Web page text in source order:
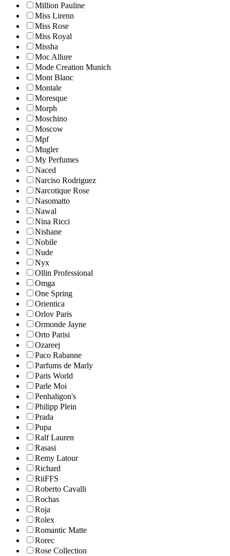
Million Pauline
Miss Lirenn
Miss Rose
Miss Royal
Missha
Moc Allure
Mode Creation Munich
Mont Blanc
Montale
Moresque
Morph
Moschino
Moscow
Mpf
Mugler
My Perfumes
Naced
Narciso Rodriguez
Narcotique Rose
Nasomatto
Nawal
Nina Ricci
Nishane
Nobile
Nude
Nyx
Ollin Professional
Omga
One Spring
Orientica
Orlov Paris
Ormonde Jayne
Orto Parisi
Ozareej
Paco Rabanne
Parfums de Marly
Paris World
Parle Moi
Penhaligon's
Philipp Plein
Prada
Pupa
Ralf Lauren
Rasasi
Remy Latour
Richard
RiiFFS
Roberto Cavalli
Rochas
Roja
Rolex
Romantic Matte
Rorec
Rose Collection